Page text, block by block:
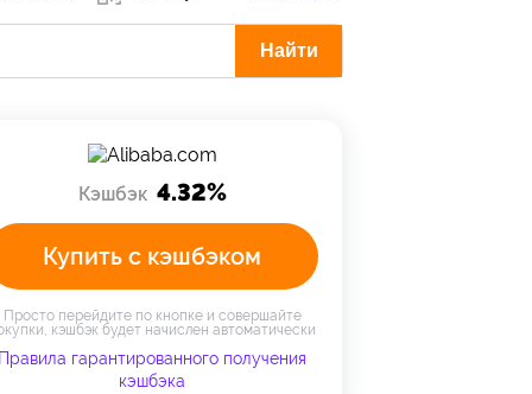
Найти
Кэшбэк 4.32%
Купить с кэшбэком
Просто перейдите по кнопке и совершайте
кэшбэк будет начислен автоматически
Правила гарантированного получения
кэшбэка